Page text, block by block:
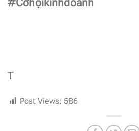
#Cơhộikinhdoanh
T
Post Views: 586